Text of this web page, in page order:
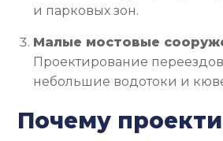
и парковых зон.
Малые мостовые
Проектирование
небольшие водотоки и
Почему